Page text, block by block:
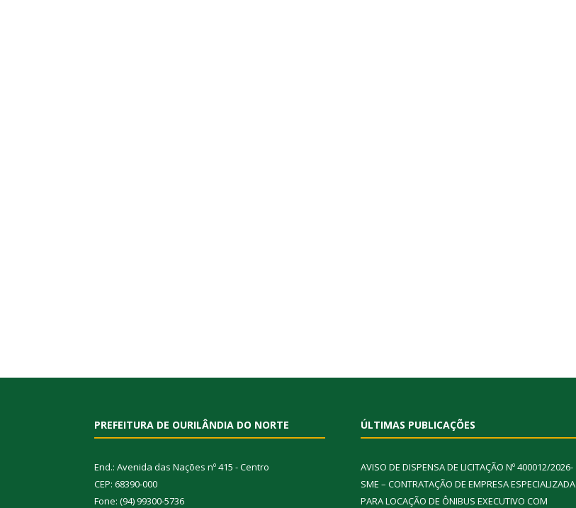
PREFEITURA DE OURILÂNDIA DO NORTE
End.: Avenida das Nações nº 415 - Centro
CEP: 68390-000
Fone: (94) 99300-5736
ÚLTIMAS PUBLICAÇÕES
AVISO DE DISPENSA DE LICITAÇÃO Nº 400012/2026-
SME – CONTRATAÇÃO DE EMPRESA ESPECIALIZADA
PARA LOCAÇÃO DE ÔNIBUS EXECUTIVO COM